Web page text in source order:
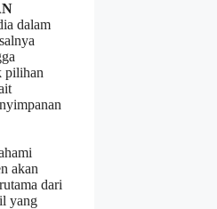
dalam
pilihan
akan
dari
yang